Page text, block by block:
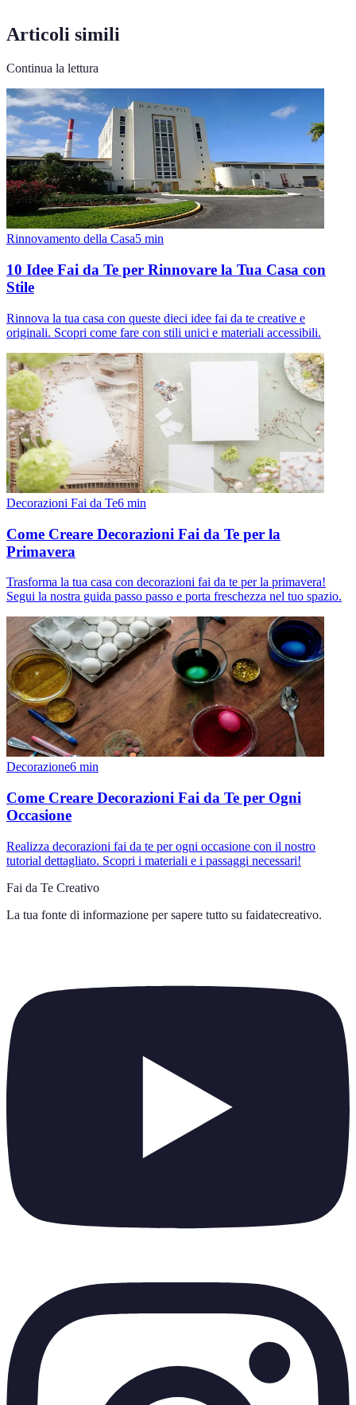
Articoli simili
Continua la lettura
Rinnovamento della Casa5 min
10 Idee Fai da Te per Rinnovare la Tua Casa con
Stile
Rinnova la tua casa con queste dieci idee fai da te creative e
originali. Scopri come fare con stili unici e materiali accessibili.
Decorazioni Fai da Te6 min
Come Creare Decorazioni Fai da Te per la
Primavera
Trasforma la tua casa con decorazioni fai da te per la primavera!
Segui la nostra guida passo passo e porta freschezza nel tuo spazio.
Decorazione6 min
Come Creare Decorazioni Fai da Te per Ogni
Occasione
Realizza decorazioni fai da te per ogni occasione con il nostro
tutorial dettagliato. Scopri i materiali e i passaggi necessari!
Fai da Te Creativo
La tua fonte di informazione per sapere tutto su faidatecreativo.